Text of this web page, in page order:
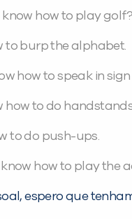
how to play golf?
to burp the alphabet.
how to speak in
how to do
to do push-ups.
know how to play the
espero que